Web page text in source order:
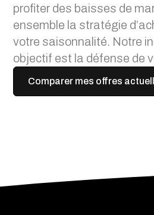
profiter des baisses de
ensemble la stratégie
votre saisonnalité. Notre
objectif est la défense de
Comparer mes offres